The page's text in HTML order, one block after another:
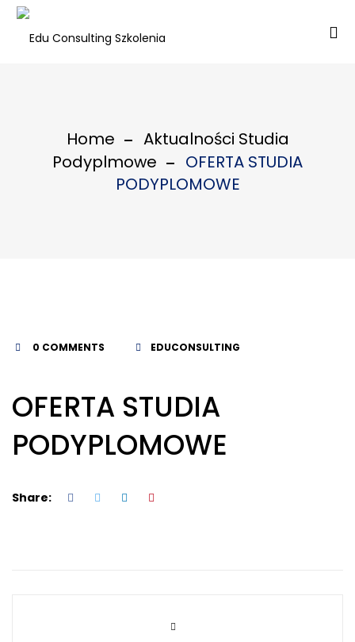
Home
Aktualności Studia
Podyplmowe
OFERTA STUDIA
PODYPLOMOWE
0 COMMENTS EDUCONSULTING
OFERTA STUDIA
PODYPLOMOWE
Share: